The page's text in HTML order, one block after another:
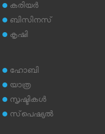
കരിയര്‍
ബിസിനസ്
കൃഷി
ഹോബി
യാത്ര
സൃഷ്ടികള്‍
സ്‌പെഷ്യല്‍